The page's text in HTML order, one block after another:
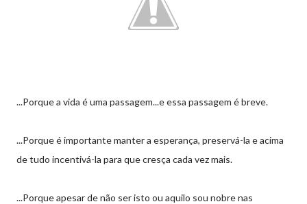
...Porque a vida é uma passagem...e essa passagem é breve.
...Porque é importante manter a esperança, preservá-la e acima
de tudo incentivá-la para que cresça cada vez mais.
...Porque apesar de não ser isto ou aquilo sou nobre nas